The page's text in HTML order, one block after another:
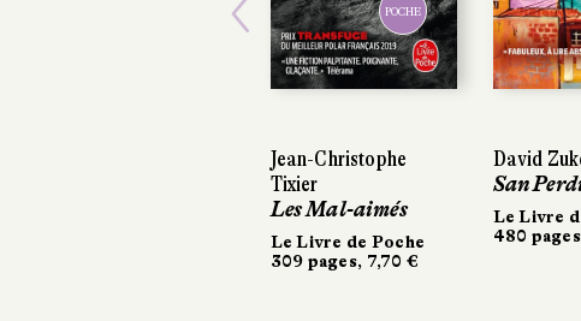
POCHE
Jean-Christophe
Tixier
Les Mal-aimés
Le Livre de Poche
309 pages, 7,70 €
David
San
Le Livre
480
Previous